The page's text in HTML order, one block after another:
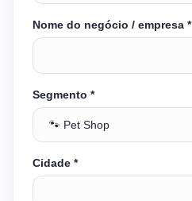
Nome do negócio / empresa *
Segmento *
Cidade *